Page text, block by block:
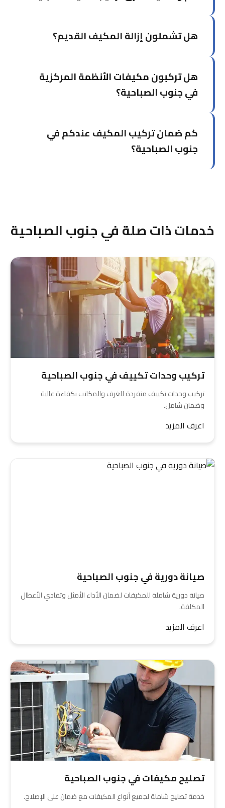
ساعات حسب المكان والمعقدية.
هل تشملون إزالة المكيف القديم؟
مقابل رسوم إضافية بسيطة.
هل تركبون مكيفات الأنظمة المركزية
في جنوب الصباحية؟
عالية. فريقنا لديه خبرة واسعة في الأنظمة المعقدة.
كم ضمان تركيب المكيف عندكم في
جنوب الصباحية؟
خدمات ذات صلة في جنوب الصباحية
تركيب وحدات تكييف في جنوب الصباحية
تركيب وحدات تكييف منفردة للغرف والمكاتب بكفاءة عالية
وضمان شامل.
اعرف المزيد
صيانة دورية في جنوب الصباحية
صيانة دورية شاملة للمكيفات لضمان الأداء الأمثل وتفادي الأعطال
المكلفة.
اعرف المزيد
تصليح مكيفات في جنوب الصباحية
خدمة تصليح شاملة لجميع أنواع المكيفات مع ضمان على الإصلاح.